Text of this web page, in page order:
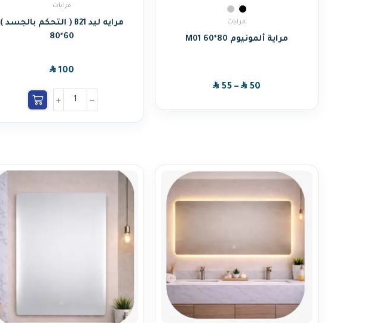
مرايات
مراية ألمونيوم M01 60*80
SAR50
–
SAR55
مرايات
مرايه ليد B21 ( التحكم بالجسد )
60*80
SAR100